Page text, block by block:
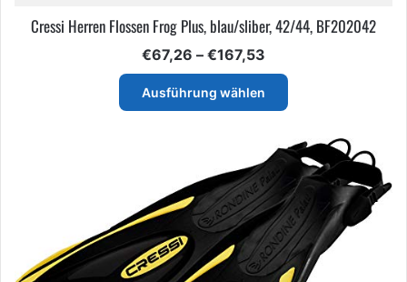
Cressi Herren Flossen Frog Plus, blau/sliber, 42/44, BF202042
€67,26 – €167,53
€67,26
€167,53
Ausführung wählen
Dieses
Produkt
mehrere
Varianten
auf.
Die
Optionen
können
auf
der